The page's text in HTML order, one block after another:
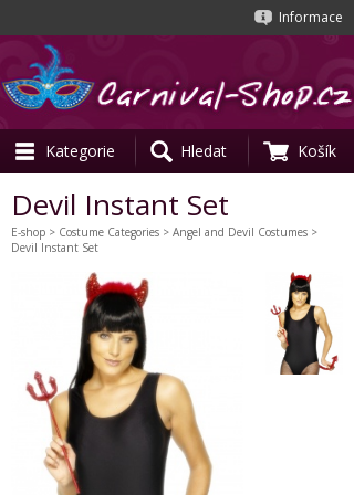
Informace
Kategorie Hledat Košík
Devil Instant Set
E-shop > Costume Categories > Angel and Devil Costumes >
Devil Instant Set